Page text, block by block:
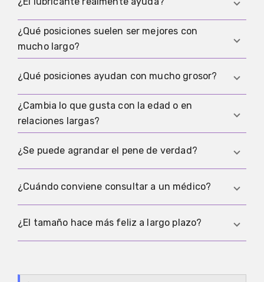
abiertamente.
Sí. Reduce fricción y presión y puede marcar una
gran diferencia.
¿Qué posiciones suelen ser mejores con
mucho largo?
Las que permiten controlar bien la profundidad y
¿Qué posiciones ayudan con mucho grosor?
Las que permiten una penetración lenta y tiempo
para que el cuerpo se adapte.
¿Cambia lo que gusta con la edad o en
relaciones largas?
Sí. Con el tiempo muchas personas valoran más la
¿Se puede agrandar el pene de verdad?
La mayoría de los métodos no quirúrgicos no
existen, pero tienen riesgos.
¿Cuándo conviene consultar a un médico?
Si hay dolor frecuente, miedo al sexo, sangrados
¿El tamaño hace más feliz a largo plazo?
más de la comunicación, la confianza y la